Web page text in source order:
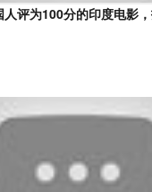
人评为100分的印度电影